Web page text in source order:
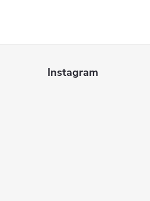
ý
Instagram